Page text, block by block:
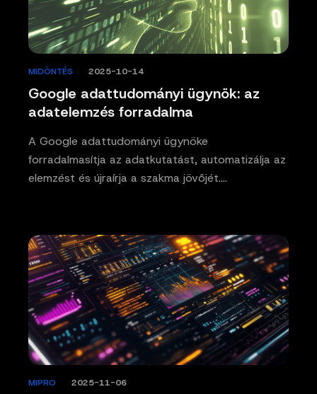
Google adattudományi ügynök: az
adatelemzés forradalma
MIDÖNTÉS 2025-10-14
A Google adattudományi ügynöke
forradalmasítja az adatkutatást, automatizálja az
elemzést és újraírja a szakma jövőjét.…
MIPRO 2025-11-06